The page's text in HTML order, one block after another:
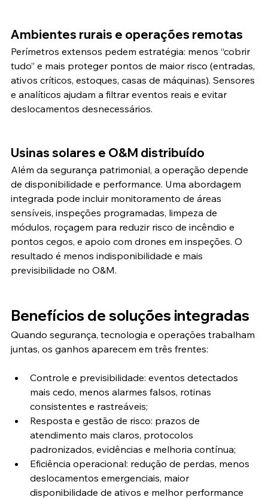
Ambientes rurais e operações remotas
Perímetros extensos pedem estratégia: menos “cobrir
tudo” e mais proteger pontos de maior risco (entradas,
ativos críticos, estoques, casas de máquinas). Sensores
e analíticos ajudam a filtrar eventos reais e evitar
deslocamentos desnecessários.
Usinas solares e O&M distribuído
Além da segurança patrimonial, a operação depende
de disponibilidade e performance. Uma abordagem
integrada pode incluir monitoramento de áreas
sensíveis, inspeções programadas, limpeza de
módulos, roçagem para reduzir risco de incêndio e
pontos cegos, e apoio com drones em inspeções. O
resultado é menos indisponibilidade e mais
previsibilidade no O&M.
Benefícios de soluções integradas
Quando segurança, tecnologia e operações trabalham
juntas, os ganhos aparecem em três frentes:
Controle e previsibilidade: eventos detectados
mais cedo, menos alarmes falsos, rotinas
consistentes e rastreáveis;
Resposta e gestão de risco: prazos de
atendimento mais claros, protocolos
padronizados, evidências e melhoria contínua;
Eficiência operacional: redução de perdas, menos
deslocamentos emergenciais, maior
disponibilidade de ativos e melhor performance